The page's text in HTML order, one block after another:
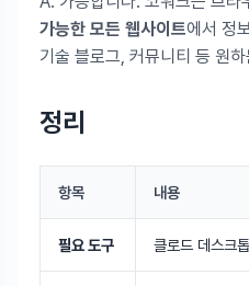
가능한 모든 웹사이트에서 정
기술 블로그, 커뮤니티 등 원
정리
항목 내용
필요 도구 클로드 데스크